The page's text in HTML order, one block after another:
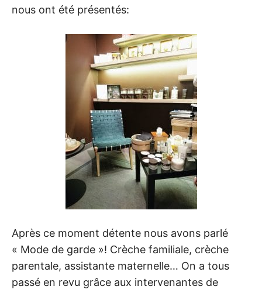
nous ont été présentés:
Après ce moment détente nous avons parlé
« Mode de garde »! Crèche familiale, crèche
parentale, assistante maternelle… On a tous
passé en revu grâce aux intervenantes de